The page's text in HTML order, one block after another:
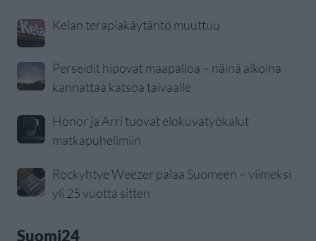
Kelan terapiakäytäntö muuttuu
Perseidit hipovat maapalloa – näinä aikoina
kannattaa katsoa taivaalle
Honor ja Arri tuovat elokuvatyökalut
matkapuhelimiin
Rockyhtye Weezer palaa Suomeen – viimeksi
yli 25 vuotta sitten
Suomi24